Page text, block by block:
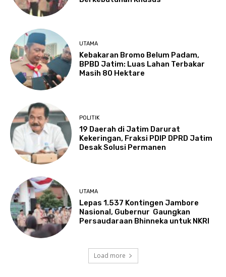
UTAMA
Kebakaran Bromo Belum Padam,
BPBD Jatim: Luas Lahan Terbakar
Masih 80 Hektare
POLITIK
19 Daerah di Jatim Darurat
Kekeringan, Fraksi PDIP DPRD Jatim
Desak Solusi Permanen
UTAMA
Lepas 1.537 Kontingen Jambore
Nasional, Gubernur Gaungkan
Persaudaraan Bhinneka untuk NKRI
Load more